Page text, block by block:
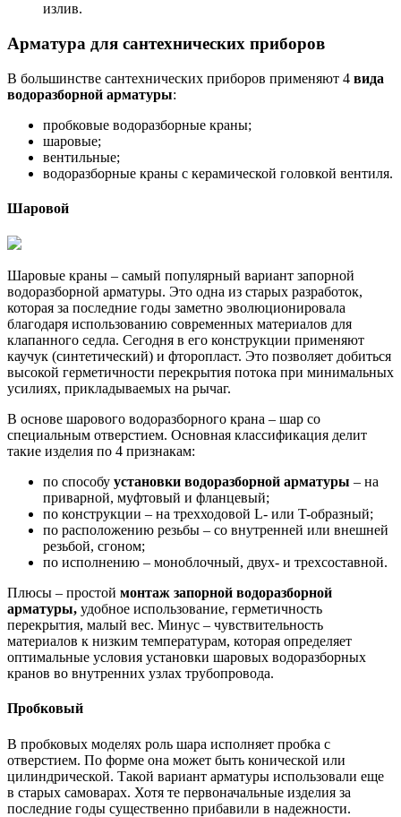
излив.
Арматура для сантехнических приборов
В большинстве сантехнических приборов применяют 4 вида
водоразборной арматуры:
пробковые водоразборные краны;
шаровые;
вентильные;
водоразборные краны с керамической головкой вентиля.
Шаровой
Шаровые краны – самый популярный вариант запорной
водоразборной арматуры. Это одна из старых разработок,
которая за последние годы заметно эволюционировала
благодаря использованию современных материалов для
клапанного седла. Сегодня в его конструкции применяют
каучук (синтетический) и фторопласт. Это позволяет добиться
высокой герметичности перекрытия потока при минимальных
усилиях, прикладываемых на рычаг.
В основе шарового водоразборного крана – шар со
специальным отверстием. Основная классификация делит
такие изделия по 4 признакам:
по способу установки водоразборной арматуры – на
приварной, муфтовый и фланцевый;
по конструкции – на трехходовой L- или T-образный;
по расположению резьбы – со внутренней или внешней
резьбой, сгоном;
по исполнению – моноблочный, двух- и трехсоставной.
Плюсы – простой монтаж запорной водоразборной
арматуры, удобное использование, герметичность
перекрытия, малый вес. Минус – чувствительность
материалов к низким температурам, которая определяет
оптимальные условия установки шаровых водоразборных
кранов во внутренних узлах трубопровода.
Пробковый
В пробковых моделях роль шара исполняет пробка с
отверстием. По форме она может быть конической или
цилиндрической. Такой вариант арматуры использовали еще
в старых самоварах. Хотя те первоначальные изделия за
последние годы существенно прибавили в надежности.